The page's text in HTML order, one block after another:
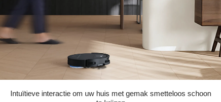
Intuïtieve interactie om uw huis met gemak smetteloos schoon